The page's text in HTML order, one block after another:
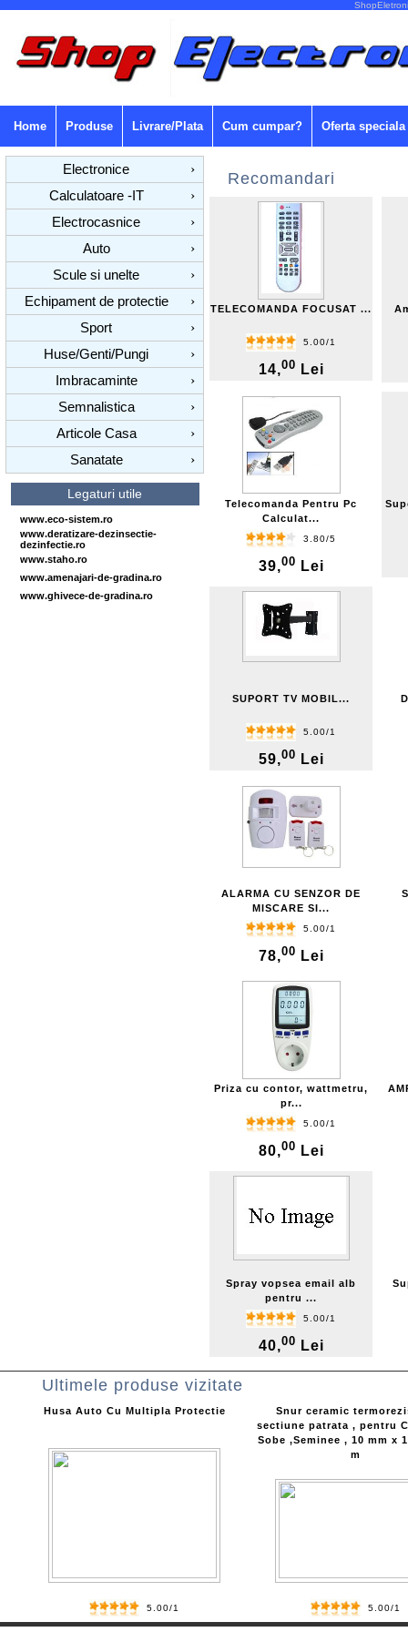
Home Produse Livrare/Plata Cum cumpar? Oferta speciala
Electronice
›
Calculatoare -IT
›
Electrocasnice
›
Auto
›
Scule si unelte
›
Echipament de protectie
›
Sport
›
Huse/Genti/Pungi
›
Imbracaminte
›
Semnalistica
›
Articole Casa
›
Sanatate
›
Legaturi utile
www.eco-sistem.ro
www.deratizare-dezinsectie-
dezinfectie.ro
www.staho.ro
www.amenajari-de-gradina.ro
www.ghivece-de-gradina.ro
Recomandari
TELECOMANDA FOCUSAT ...
5.00/1
14,00 Lei
Telecomanda Pentru Pc
Calculat...
3.80/5
39,00 Lei
SUPORT TV MOBIL...
5.00/1
59,00 Lei
ALARMA CU SENZOR DE
MISCARE SI...
5.00/1
78,00 Lei
Priza cu contor, wattmetru,
pr...
5.00/1
80,00 Lei
Spray vopsea email alb
pentru ...
5.00/1
40,00 Lei
Ultimele produse vizitate
Husa Auto Cu Multipla Protectie
5.00/1
Snur ceramic
sectiune patrata , pentru
Sobe ,Seminee , 10 mm x
m
5.00/1